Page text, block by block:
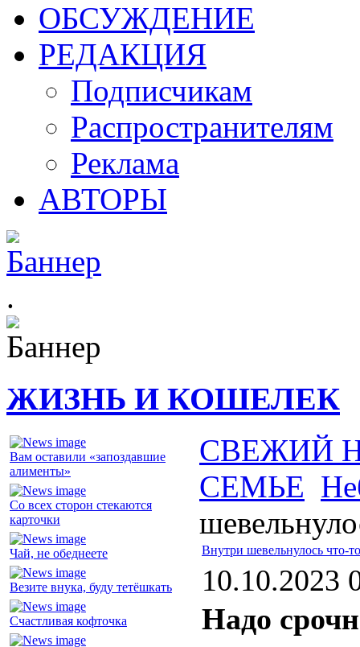
ОБСУЖДЕНИЕ
РЕДАКЦИЯ
Подписчикам
Распространителям
Реклама
АВТОРЫ
.
ЖИЗНЬ И КОШЕЛЕК
Вам оставили «запоздавшие
алименты»
Со всех сторон стекаются
карточки
Чай, не обеднеете
Везите внука, буду тетёшкать
Счастливая кофточка
СВЕЖИЙ
СЕМЬЕ
Внутри шевельнулось что-
10.10.2023
Надо